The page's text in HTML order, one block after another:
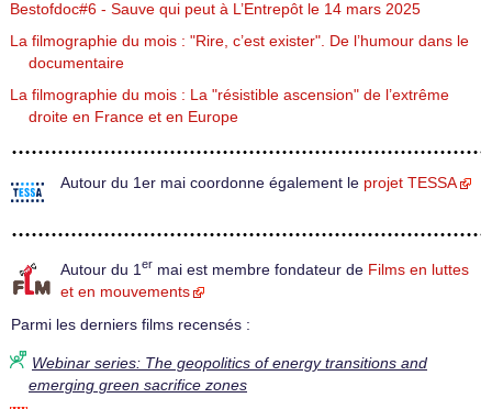
Bestofdoc#6 - Sauve qui peut à L’Entrepôt le 14 mars 2025
La filmographie du mois : "Rire, c’est exister". De l’humour dans le
documentaire
La filmographie du mois : La "résistible ascension" de l’extrême
droite en France et en Europe
Autour du 1er mai coordonne également le projet TESSA
Autour du 1 er mai est membre fondateur de Films en luttes
et en mouvements
Parmi les derniers films recensés :
Webinar series: The geopolitics of energy transitions and
emerging green sacrifice zones